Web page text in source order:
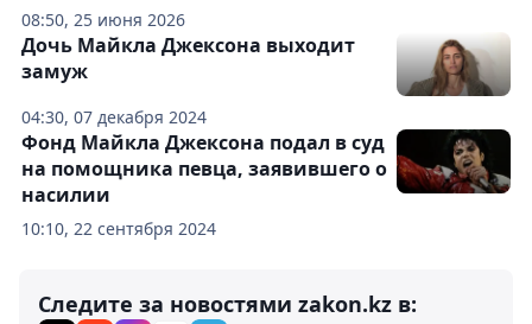
08:50, 25 июня 2026
04:30, 07 декабря 2024
Дочь Майкла Джексона выходит
замуж
10:10, 22 сентября 2024
Фонд Майкла Джексона подал в суд
на помощника певца, заявившего о
насилии
Следите за новостями zakon.kz в: